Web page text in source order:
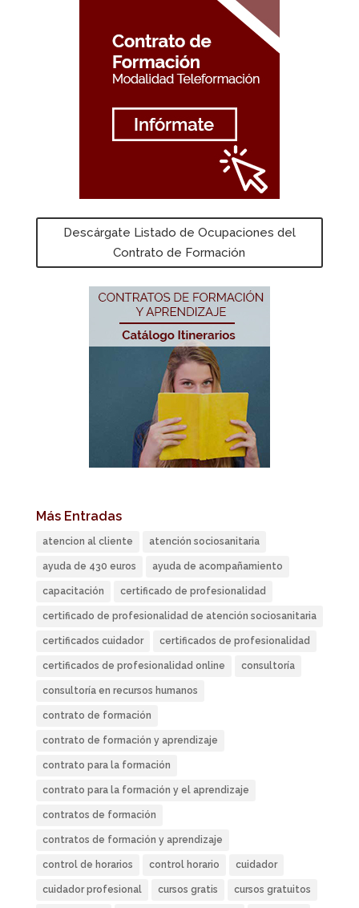
Descárgate Listado de Ocupaciones del
Contrato de Formación
Más Entradas
atencion al cliente atención sociosanitaria
ayuda de 430 euros ayuda de acompañamiento
capacitación certificado de profesionalidad
certificado de profesionalidad de atención sociosanitaria
certificados cuidador certificados de profesionalidad
certificados de profesionalidad online consultoría
consultoría en recursos humanos
contrato de formación
contrato de formación y aprendizaje
contrato para la formación
contrato para la formación y el aprendizaje
contratos de formación
contratos de formación y aprendizaje
control de horarios control horario cuidador
cuidador profesional cursos gratis cursos gratuitos